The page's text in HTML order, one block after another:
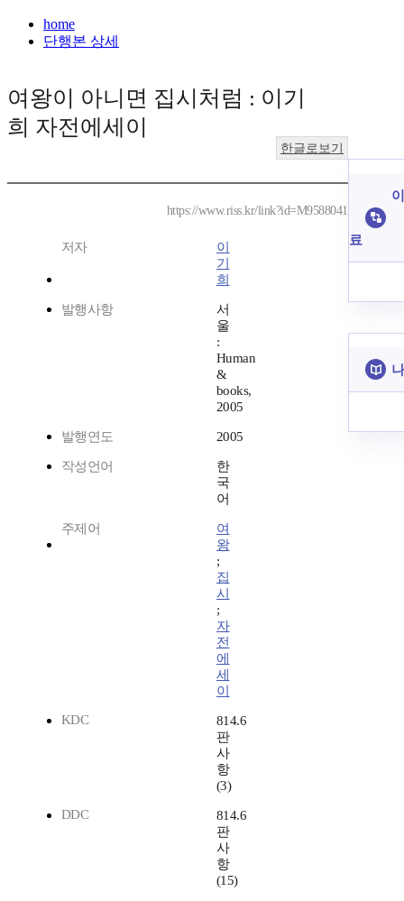
home
단행본 상세
여왕이 아니면 집시처럼 : 이기
희 자전에세이
한글로보기
https://www.riss.kr/link?id=M9588041
저자
이
기
희
발행사항
서
울
:
Human
&
books,
2005
발행연도 2005
작성언어
한
국
어
주제어
여
왕
;
집
시
;
자
전
에
세
이
KDC
814.6
판
사
항
(3)
DDC
814.6
판
사
항
(15)
료